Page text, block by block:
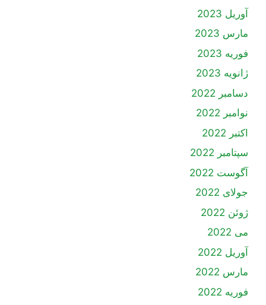
آوریل 2023
مارس 2023
فوریه 2023
ژانویه 2023
دسامبر 2022
نوامبر 2022
اکتبر 2022
سپتامبر 2022
آگوست 2022
جولای 2022
ژوئن 2022
می 2022
آوریل 2022
مارس 2022
فوریه 2022